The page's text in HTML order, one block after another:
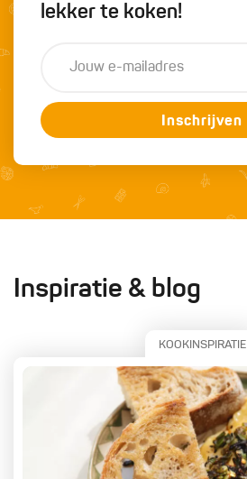
lekker te koken!
Inschrijven
Inspiratie & blog
KOOKINSPIRATIE